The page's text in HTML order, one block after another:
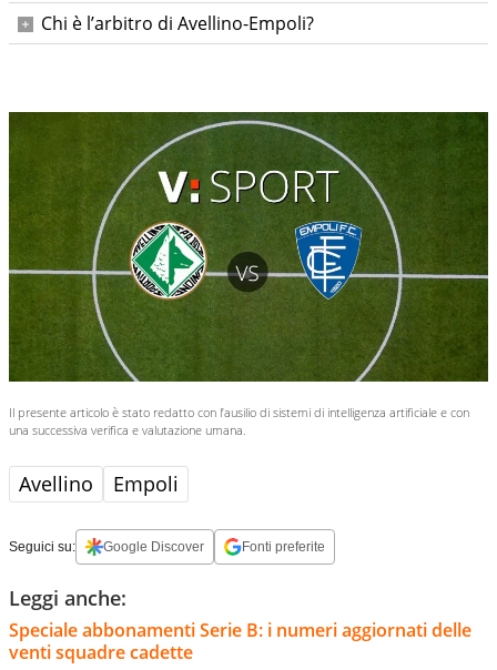
Allo Stadio Partenio-Adriano Lombardi di Avellino.
Chi è l’arbitro di Avellino-Empoli?
Il presente articolo è stato redatto con l’ausilio di sistemi di intelligenza artificiale e con
una successiva verifica e valutazione umana.
Avellino Empoli
Seguici su: Google Discover Fonti preferite
Leggi anche:
Speciale abbonamenti Serie B: i numeri aggiornati delle
venti squadre cadette